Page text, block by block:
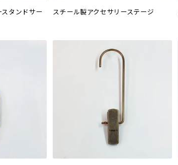
タンドサー
スチール製アクセサリーステージ